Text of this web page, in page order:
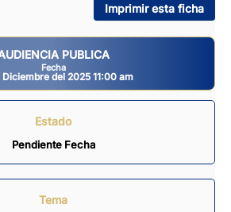
Imprimir esta ficha
PUBLICA
Fecha
del 2025 11:00 am
Estado
Pendiente Fecha
Tema